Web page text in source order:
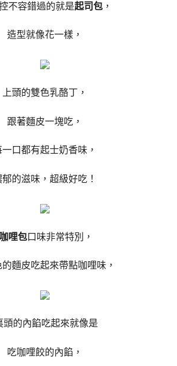
不容錯過的就是起司包 ，
造型就像花一樣，
上頭的雙色乳酪丁，
跟著麵皮一塊吃，
一口都有起士奶香味，
郁的滋味，超級好吃！
咖哩包口味非常特別，
麵皮吃起來帶點咖哩味，
頭的內餡吃起來就像是
吃咖哩餃的內餡，